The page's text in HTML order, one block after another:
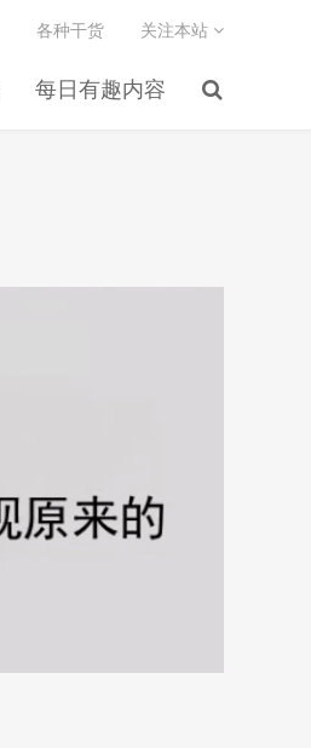
每日有趣内容
各种干货 关注本站